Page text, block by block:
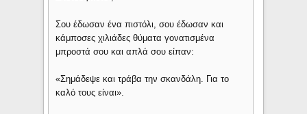
Σου έδωσαν ένα πιστόλι, σου έδωσαν και
κάμποσες χιλιάδες θύματα γονατισμένα
μπροστά σου και απλά σου είπαν:
«Σημάδεψε και τράβα την σκανδάλη. Για το
καλό τους είναι».